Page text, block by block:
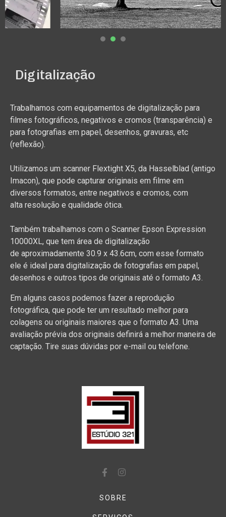
Digitalização
Trabalhamos com equipamentos de digitalização para
filmes fotográficos, negativos e cromos (transparência) e
para fotografias em papel, desenhos, gravuras, etc
(reflexão).
Utilizamos um scanner Flextight X5, da Hasselblad (antigo
Imacon), que pode capturar originais em filme em
diversos formatos, entre negativos e cromos, com
alta resolução e qualidade ótica.
Também trabalhamos com o Scanner Epson Expression
10000XL, que tem área de digitalização
de aproximadamente 30.9 x 43.6cm, com esse formato
ele é ideal para digitalização de fotografias em papel,
desenhos e outros tipos de originais até o formato A3.
Em alguns casos podemos fazer a reprodução
fotográfica, que pode ter um resultado melhor para
colagens ou originais maiores que o formato A3. Uma
avaliação prévia dos originais definirá a melhor maneira de
captação. Tire suas dúvidas por e-mail ou telefone.
SOBRE